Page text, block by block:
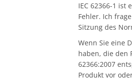
IEC 62366-1 ist
Fehler. Ich
Sitzung des
Wenn Sie eine
haben, die den
62366:2007
Produkt vor